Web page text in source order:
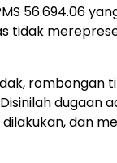
56.694.06
tidak
rombongan
dugaan
dilakukan, dan